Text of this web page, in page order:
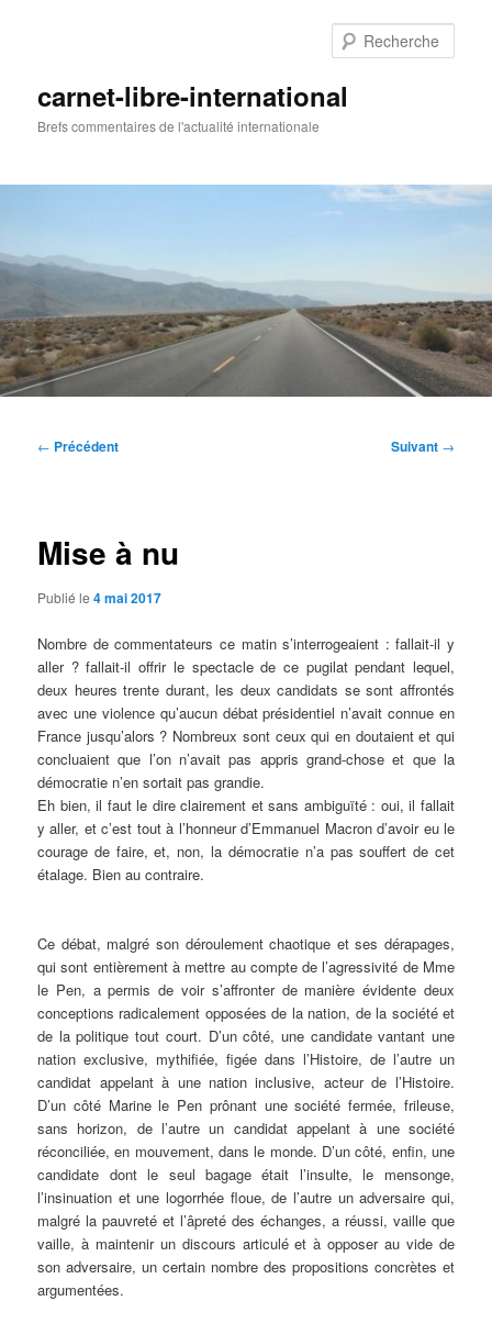
carnet-libre-international
Brefs commentaires de l'actualité internationale
Navigation
← Précédent Suivant →
Mise à nu
Publié le4 mai 2017
Nombre de commentateurs ce matin s’interrogeaient : fallait-il y
aller ? fallait-il offrir le spectacle de ce pugilat pendant lequel,
deux heures trente durant, les deux candidats se sont affrontés
avec une violence qu’aucun débat présidentiel n’avait connue en
France jusqu’alors ? Nombreux sont ceux qui en doutaient et qui
concluaient que l’on n’avait pas appris grand-chose et que la
démocratie n’en sortait pas grandie.
Eh bien, il faut le dire clairement et sans ambiguïté : oui, il fallait
y aller, et c’est tout à l’honneur d’Emmanuel Macron d’avoir eu le
courage de faire, et, non, la démocratie n’a pas souffert de cet
étalage. Bien au contraire.
Ce débat, malgré son déroulement chaotique et ses dérapages,
qui sont entièrement à mettre au compte de l’agressivité de Mme
le Pen, a permis de voir s’affronter de manière évidente deux
conceptions radicalement opposées de la nation, de la société et
de la politique tout court. D’un côté, une candidate vantant une
nation exclusive, mythifiée, figée dans l’Histoire, de l’autre un
candidat appelant à une nation inclusive, acteur de l’Histoire.
D’un côté Marine le Pen prônant une société fermée, frileuse,
sans horizon, de l’autre un candidat appelant à une société
réconciliée, en mouvement, dans le monde. D’un côté, enfin, une
candidate dont le seul bagage était l’insulte, le mensonge,
l’insinuation et une logorrhée floue, de l’autre un adversaire qui,
malgré la pauvreté et l’âpreté des échanges, a réussi, vaille que
vaille, à maintenir un discours articulé et à opposer au vide de
son adversaire, un certain nombre des propositions concrètes et
argumentées.